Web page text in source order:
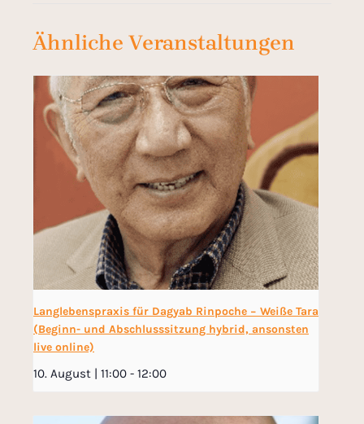
Ähnliche Veranstaltungen
Langlebenspraxis für Dagyab Rinpoche − Weiße Tara
(Beginn- und Abschlusssitzung hybrid, ansonsten
live online)
10. August | 11:00 - 12:00